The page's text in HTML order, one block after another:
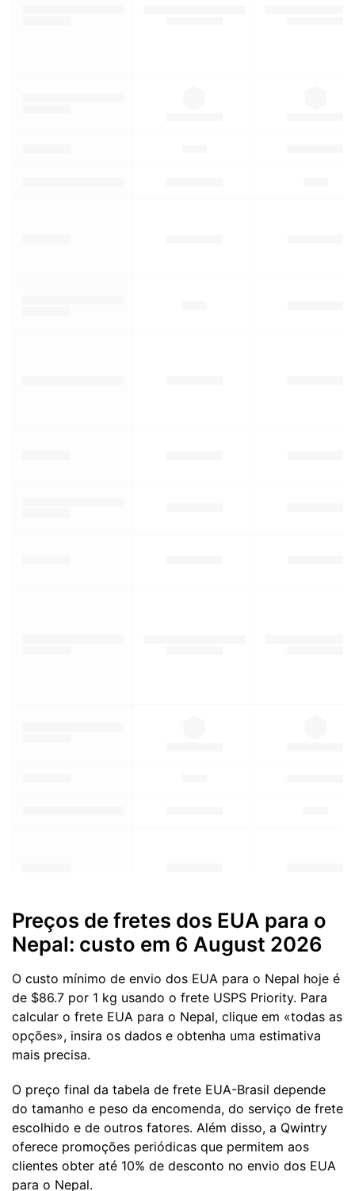
Preços de fretes dos EUA para o
Nepal: custo em 6 August 2026
O custo mínimo de envio dos EUA para o Nepal hoje é
de $86.7 por 1 kg usando o frete USPS Priority. Para
calcular o frete EUA para o Nepal, clique em «todas as
opções», insira os dados e obtenha uma estimativa
mais precisa.
O preço final da tabela de frete EUA-Brasil depende
do tamanho e peso da encomenda, do serviço de frete
escolhido e de outros fatores. Além disso, a Qwintry
oferece promoções periódicas que permitem aos
clientes obter até 10% de desconto no envio dos EUA
para o Nepal.